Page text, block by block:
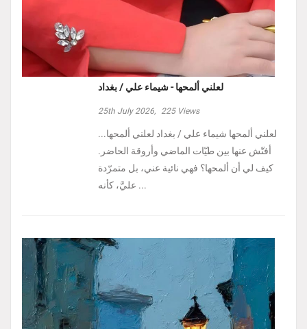
لعلني ألمحها - شيماء علي / بغداد
25th July 2026, 225Views
لعلني ألمحها شيماء علي / بغداد لعلني ألمحها...
أفتّش عنها بين طيّات الماضي وأروقة الحاضر.
كيف لي أن ألمحها؟ فهي نائية عني، بل متمرّدة
عليَّ، كأنه ...